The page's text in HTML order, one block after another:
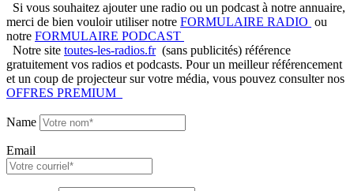
Si vous souhaitez ajouter une radio ou un podcast à notre annuaire,
merci de bien vouloir utiliser notre FORMULAIRE RADIO ou
notre FORMULAIRE PODCAST
Notre site toutes-les-radios.fr(sans publicités) référence
gratuitement vos radios et podcasts. Pour un meilleur référencement
et un coup de projecteur sur votre média, vous pouvez consulter nos
OFFRES PREMIUM
Name
Email